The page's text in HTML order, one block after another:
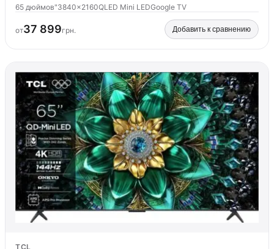
65 дюймов"3840x2160QLED Mini LEDGoogle TV
от37 899грн. Добавить к сравнению
TCL